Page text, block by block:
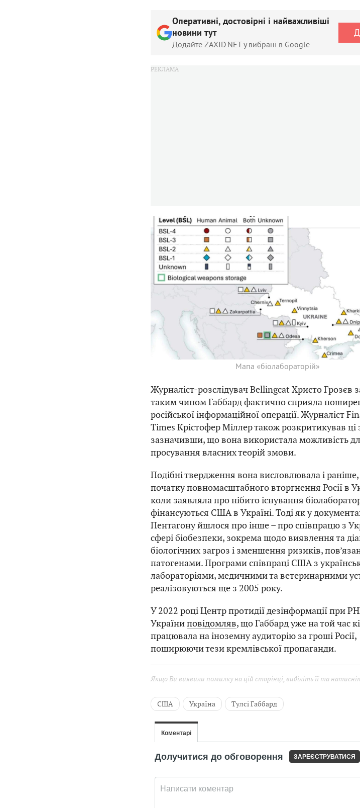
Оперативні, достовірні і найважливіші
новини тут
Додайте ZAXID.NET у вибрані в Google
Мапа «біолабораторій»
Журналіст-розслідувач Bellingcat Христо Грозєв
таким чином Габбард фактично сприяла
російської інформаційної операції. Журналіст
Times Крістофер Міллер також розкритикував ці
зазначивши, що вона використала можливість
просування власних теорій змови.
Подібні твердження вона висловлювала і
початку повномасштабного вторгнення Росії в
коли заявляла про нібито існування
фінансуються США в Україні. Тоді як у
Пентагону йшлося про інше – про співпрацю з
сфері біобезпеки, зокрема щодо виявлення та
біологічних загроз і зменшення ризиків,
патогенами. Програми співпраці США з
лабораторіями, медичними та ветеринарними
реалізовуються ще з 2005 року.
У 2022 році Центр протидії дезінформації при
Україниповідомляв, що Габбард уже на той час
працювала на іноземну аудиторію за гроші Росії,
поширюючи тези кремлівської пропаганди.
Якщо Ви виявили помилку на цій сторінці, виділіть її та
США Україна Тулсі Габбард